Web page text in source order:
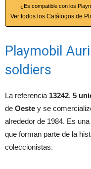
¿Es compatible con los
Ver todos los Catálogos de
Playmobil
soldiers
La referencia 13242, 5
de Oeste y se
alrededor de 1984. Es
que forman parte de la
coleccionistas.